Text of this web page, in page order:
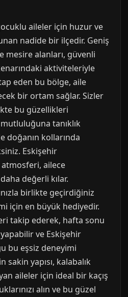
aileler için huzur ve
nadide bir ilçedir. Geniş
mesire alanları, güvenli
aktiviteleriyle
eden bu bölge, aile
bir ortam sağlar. Sizler
bu güzellikleri
tanıklık
doğanın kollarında
Eskişehir
atmosferi, ailece
değerli kılar.
birlikte geçirdiğiniz
için en büyük hediyedir.
takip ederek, hafta sonu
yapabilir ve Eskişehir
bu eşsiz deneyimi
yapısı, kalabalık
aileler için ideal bir kaçış
alın ve bu güzel